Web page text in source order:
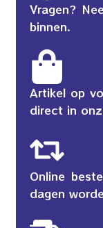
Vragen?
binnen.
Artikel op
direct in
Online
dagen